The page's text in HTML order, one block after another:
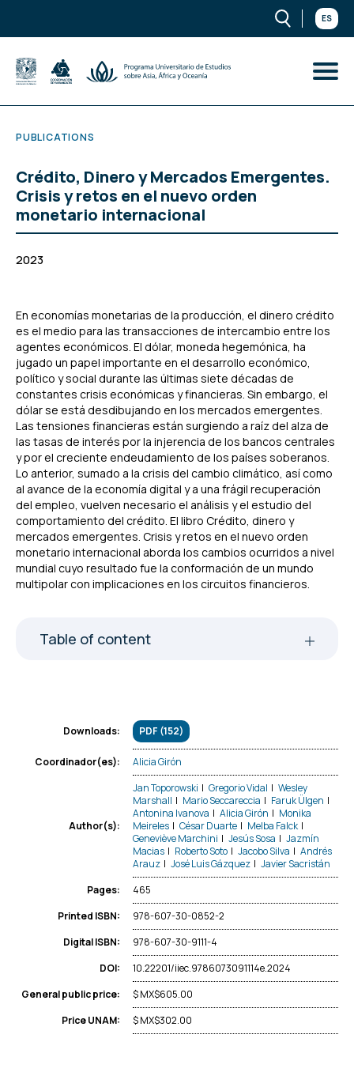
ES
PUBLICATIONS
Crédito, Dinero y Mercados Emergentes.
Crisis y retos en el nuevo orden
monetario internacional
2023
En economías monetarias de la producción, el dinero crédito
es el medio para las transacciones de intercambio entre los
agentes económicos. El dólar, moneda hegemónica, ha
jugado un papel importante en el desarrollo económico,
político y social durante las últimas siete décadas de
constantes crisis económicas y financieras. Sin embargo, el
dólar se está desdibujando en los mercados emergentes.
Las tensiones financieras están surgiendo a raíz del alza de
las tasas de interés por la injerencia de los bancos centrales
y por el creciente endeudamiento de los países soberanos.
Lo anterior, sumado a la crisis del cambio climático, así como
al avance de la economía digital y a una frágil recuperación
del empleo, vuelven necesario el análisis y el estudio del
comportamiento del crédito. El libro Crédito, dinero y
mercados emergentes. Crisis y retos en el nuevo orden
monetario internacional aborda los cambios ocurridos a nivel
mundial cuyo resultado fue la conformación de un mundo
multipolar con implicaciones en los circuitos financieros.
Table of content
Downloads: PDF (152)
Coordinador(es): Alicia Girón
Author(s):
Jan Toporowski | Gregorio Vidal | Wesley
Marshall | Mario Seccareccia | Faruk Ülgen |
Antonina Ivanova | Alicia Girón | Monika
Meireles| César Duarte| Melba Falck|
Geneviève Marchini | Jesús Sosa | Jazmín
Macias| Roberto Soto| Jacobo Silva | Andrés
Arauz| José Luis Gázquez| Javier Sacristán
Pages:
465
Printed ISBN:
978-607-30-0852-2
Digital ISBN:
978-607-30-9111-4
DOI:
10.22201/iiec.9786073091114e.2024
General public price:
$ MX$605.00
Price UNAM:
$ MX$302.00